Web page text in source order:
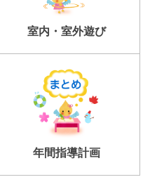
室内・室外遊び
年間指導計画